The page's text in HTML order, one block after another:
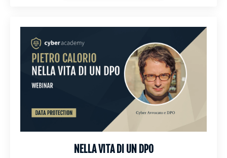
NELLA VITA DI UN DPO